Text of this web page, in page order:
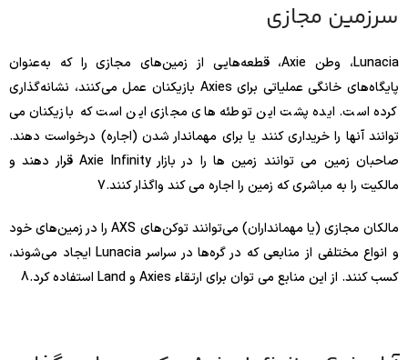
سرزمین مجازی
Lunacia، وطن Axie، قطعه‌هایی از زمین‌های مجازی را که به‌عنوان
پایگاه‌های خانگی عملیاتی برای Axies بازیکنان عمل می‌کنند، نشانه‌گذاری
کرده است. ایده پشت این توطئه های مجازی این است که بازیکنان می
توانند آنها را خریداری کنند یا برای مهماندار شدن (اجاره) درخواست دهند.
صاحبان زمین می توانند زمین ها را در بازار Axie Infinity قرار دهند و
مالکیت را به مباشری که زمین را اجاره می کند واگذار کنند.7
مالکان مجازی (یا مهمانداران) می‌توانند توکن‌های AXS را در زمین‌های خود
و انواع مختلفی از منابعی که در گره‌ها در سراسر Lunacia ایجاد می‌شوند،
کسب کنند. از این منابع می توان برای ارتقاء Axies و Land استفاده کرد.
8